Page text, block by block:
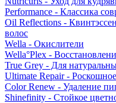
Performance - Классика
Oil Reflections -
волос
Wella - Окислители
Wella°Plex -
True Grey - Для
Ultimate Repair -
Color Renew - Удаление
Shinefinity - Стойкое